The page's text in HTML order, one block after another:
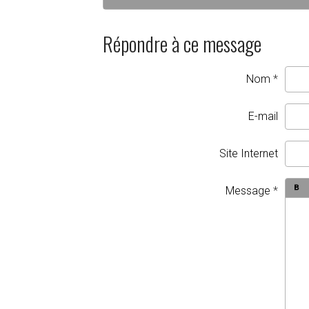
Répondre à ce message
Nom
E-mail
Site Internet
Message